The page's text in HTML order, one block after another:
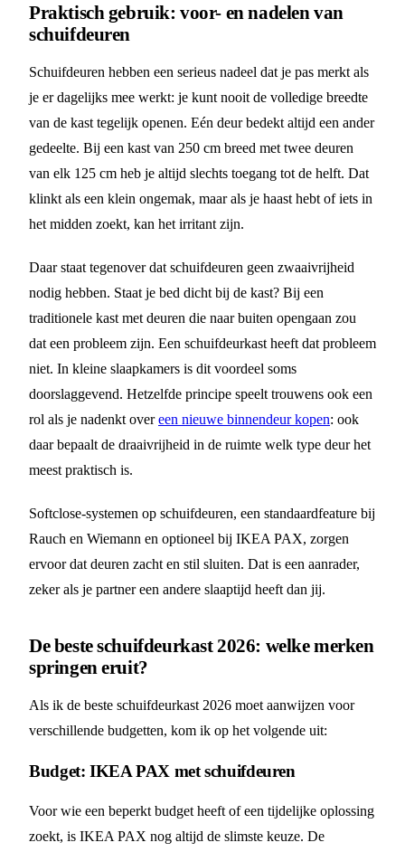
Praktisch gebruik: voor- en nadelen van
schuifdeuren
Schuifdeuren hebben een serieus nadeel dat je pas merkt als
je er dagelijks mee werkt: je kunt nooit de volledige breedte
van de kast tegelijk openen. Eén deur bedekt altijd een ander
gedeelte. Bij een kast van 250 cm breed met twee deuren
van elk 125 cm heb je altijd slechts toegang tot de helft. Dat
klinkt als een klein ongemak, maar als je haast hebt of iets in
het midden zoekt, kan het irritant zijn.
Daar staat tegenover dat schuifdeuren geen zwaaivrijheid
nodig hebben. Staat je bed dicht bij de kast? Bij een
traditionele kast met deuren die naar buiten opengaan zou
dat een probleem zijn. Een schuifdeurkast heeft dat probleem
niet. In kleine slaapkamers is dit voordeel soms
doorslaggevend. Hetzelfde principe speelt trouwens ook een
rol als je nadenkt overeen nieuwe binnendeur kopen: ook
daar bepaalt de draaivrijheid in de ruimte welk type deur het
meest praktisch is.
Softclose-systemen op schuifdeuren, een standaardfeature bij
Rauch en Wiemann en optioneel bij IKEA PAX, zorgen
ervoor dat deuren zacht en stil sluiten. Dat is een aanrader,
zeker als je partner een andere slaaptijd heeft dan jij.
De beste schuifdeurkast 2026: welke merken
springen eruit?
Als ik de beste schuifdeurkast 2026 moet aanwijzen voor
verschillende budgetten, kom ik op het volgende uit:
Budget: IKEA PAX met schuifdeuren
Voor wie een beperkt budget heeft of een tijdelijke oplossing
zoekt, is IKEA PAX nog altijd de slimste keuze. De